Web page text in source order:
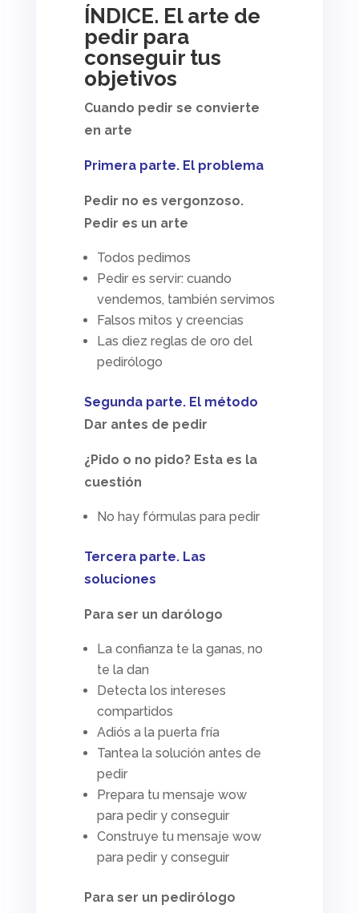
ÍNDICE. El arte de
pedir para
conseguir tus
objetivos
Cuando pedir se convierte
en arte
Primera parte. El problema
Pedir no es vergonzoso.
Pedir es un arte
Todos pedimos
Pedir es servir: cuando
vendemos, también servimos
Falsos mitos y creencias
Las diez reglas de oro del
pedirólogo
Segunda parte. El método
Dar antes de pedir
¿Pido o no pido? Esta es la
cuestión
No hay fórmulas para pedir
Tercera parte. Las
soluciones
Para ser un darólogo
La confianza te la ganas, no
te la dan
Detecta los intereses
compartidos
Adiós a la puerta fría
Tantea la solución antes de
pedir
Prepara tu mensaje wow
para pedir y conseguir
Construye tu mensaje wow
para pedir y conseguir
Para ser un pedirólogo